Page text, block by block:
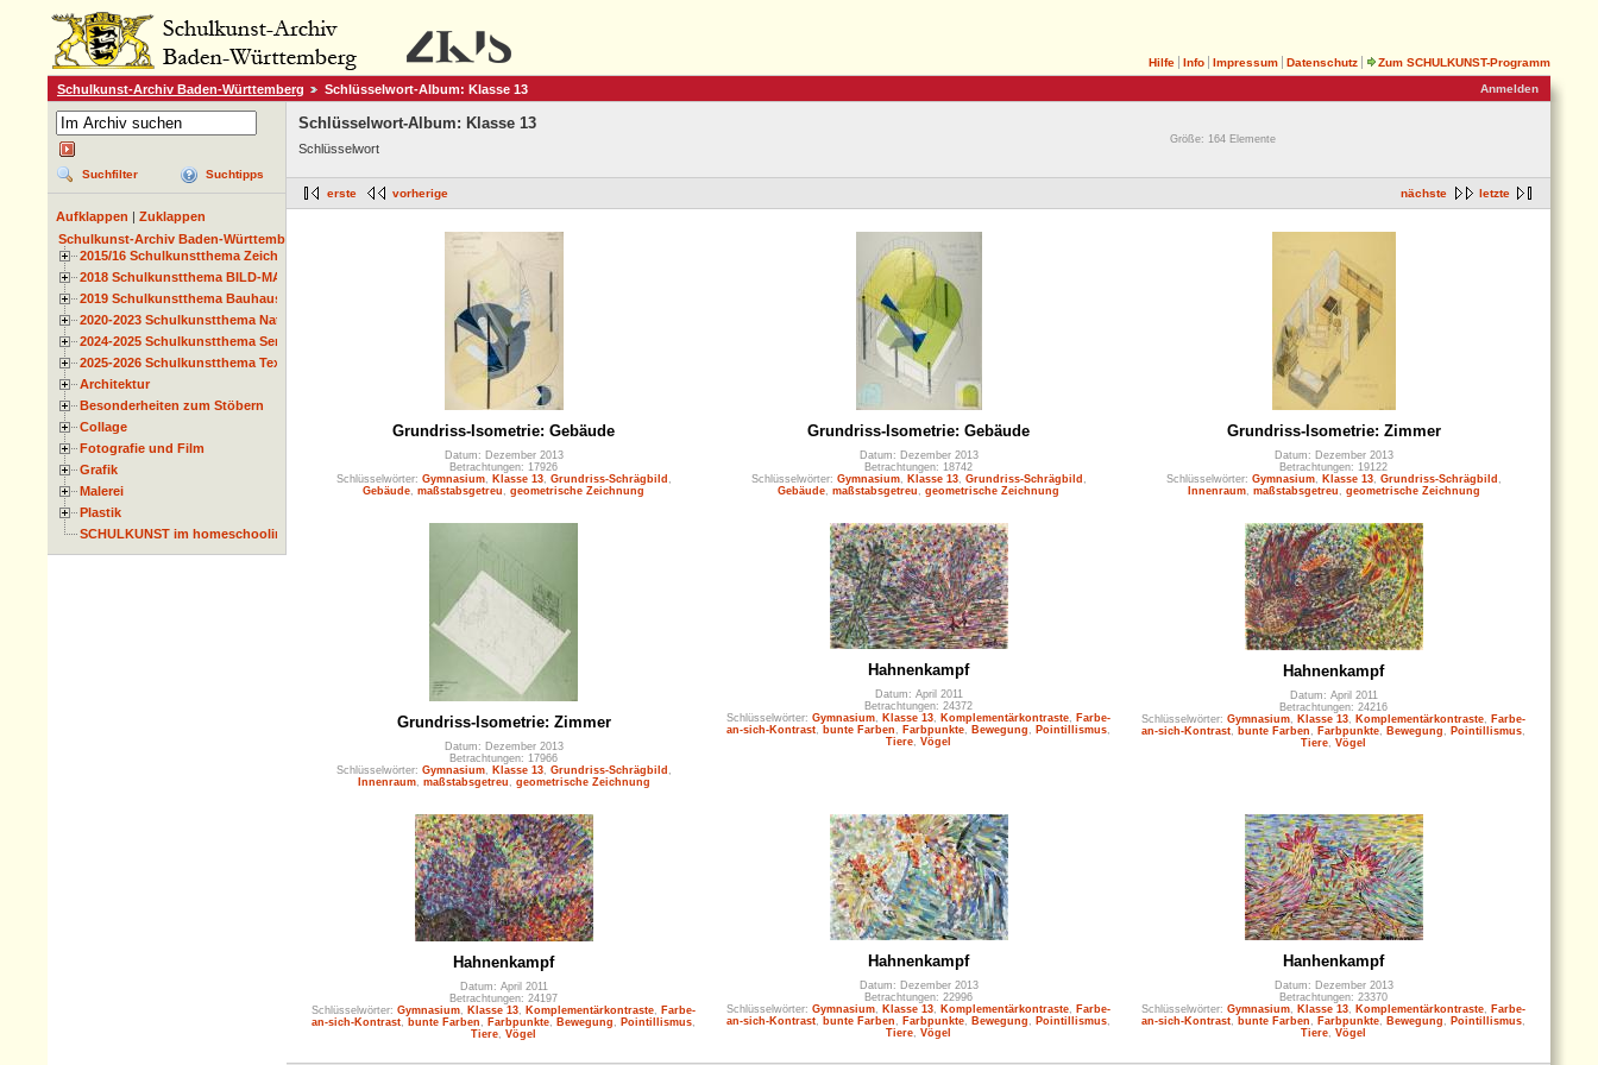
Hilfe Info Impressum Datenschutz
Zum SCHULKUNST-Programm
Anmelden
Schulkunst-Archiv Baden-Württemberg Schlüsselwort-Album: Klasse 13
Suchfilter Suchtipps
Aufklappen
Zuklappen
Schulkunst-Archiv Baden-Württemberg
2015/16 Schulkunstthema Zeichnen
2018 Schulkunstthema BILD-MATERIAL-OBJEKT
2019 Schulkunstthema Bauhaus
2020-2023 Schulkunstthema Natur und Zeit
2024-2025 Schulkunstthema Serie
2025-2026 Schulkunstthema Textil
Architektur
Besonderheiten zum Stöbern
Collage
Fotografie und Film
Grafik
Malerei
Plastik
SCHULKUNST im homeschooling
Schlüsselwort-Album: Klasse 13
Schlüsselwort
Größe: 164 Elemente
nächste letzte
erste vorherige
Grundriss-Isometrie: Gebäude
Datum: Dezember 2013
Betrachtungen: 17926
Schlüsselwörter: Gymnasium, Klasse 13, Grundriss-Schrägbild
Gebäude maßstabsgetreu geometrische Zeichnung
Grundriss-Isometrie: Gebäude
Datum: Dezember 2013
Betrachtungen: 18742
Schlüsselwörter: Gymnasium, Klasse 13, Grundriss-Schrägbild
Gebäude maßstabsgetreu geometrische Zeichnung
Grundriss-Isometrie: Zimmer
Datum: Dezember 2013
Betrachtungen: 19122
Schlüsselwörter: Gymnasium, Klasse 13, Grundriss-Schrägbild
Innenraum, maßstabsgetreu geometrische Zeichnung
Grundriss-Isometrie: Zimmer
Datum: Dezember 2013
Betrachtungen: 17966
Schlüsselwörter: Gymnasium, Klasse 13, Grundriss-Schrägbild
Innenraum, maßstabsgetreu geometrische Zeichnung
Hahnenkampf
Datum: April 2011
Betrachtungen: 24372
Schlüsselwörter: Gymnasium Klasse 13 Komplementärkontraste
Farbe-
an-sich-Kontrast
bunte Farben Farbpunkte Bewegung Pointillismus
Tiere Vögel
Hahnenkampf
Datum: April 2011
Betrachtungen: 24216
Schlüsselwörter: Gymnasium Klasse 13 Komplementärkontraste
Farbe-
an-sich-Kontrast
bunte Farben Farbpunkte Bewegung Pointillismus
Tiere Vögel
Hahnenkampf
Datum: April 2011
Betrachtungen: 24197
Schlüsselwörter: Gymnasium Klasse 13 Komplementärkontraste
Farbe-
an-sich-Kontrast
bunte Farben Farbpunkte Bewegung Pointillismus
Tiere Vögel
Hahnenkampf
Datum: Dezember 2013
Betrachtungen: 22996
Schlüsselwörter: Gymnasium Klasse 13 Komplementärkontraste
Farbe-
an-sich-Kontrast
bunte Farben Farbpunkte Bewegung Pointillismus
Tiere Vögel
Hanhenkampf
Datum: Dezember 2013
Betrachtungen: 23370
Schlüsselwörter: Gymnasium Klasse 13 Komplementärkontraste
Farbe-
an-sich-Kontrast
bunte Farben Farbpunkte Bewegung Pointillismus
Tiere Vögel